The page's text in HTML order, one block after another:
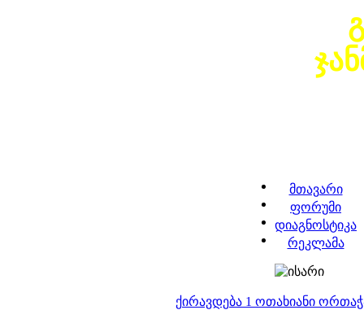
მთავარი
ფორუმი
დიაგნოსტიკა
რეკლამა
ქირავდება 1 ოთახიანი